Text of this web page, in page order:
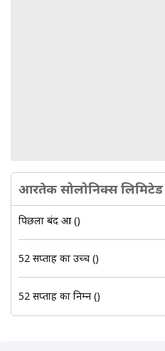
आरतेक सोलोनिक्स लिमिटेड
पिछला बंद हुआ (₹)
52 सप्ताह का उच्च (₹)
52 सप्ताह का निम्न (₹)